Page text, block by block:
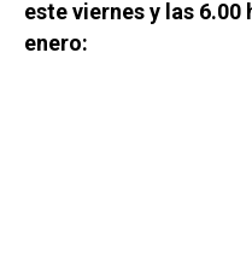
este viernes y las 6.00
enero: